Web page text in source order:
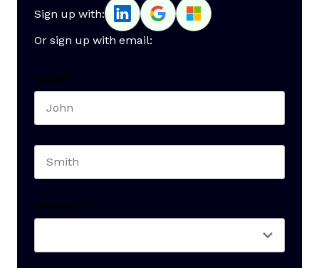
Sign up with:
Or sign up with email:
Name *
Seniority *